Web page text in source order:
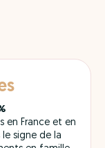
en France et en
le signe de la